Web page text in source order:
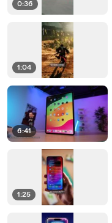
0:36
1:04
6:41
1:25